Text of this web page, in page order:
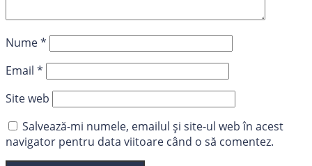
Nume*
Email *
Site web
Salvează-mi numele, emailul și site-ul web în acest
navigator pentru data viitoare când o să comentez.